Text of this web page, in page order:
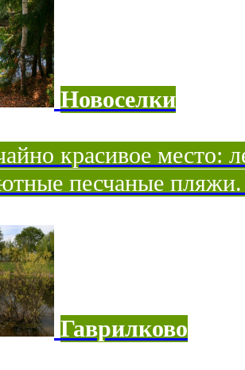
Новоселки
красивое место:
песчаные
Гаврилково